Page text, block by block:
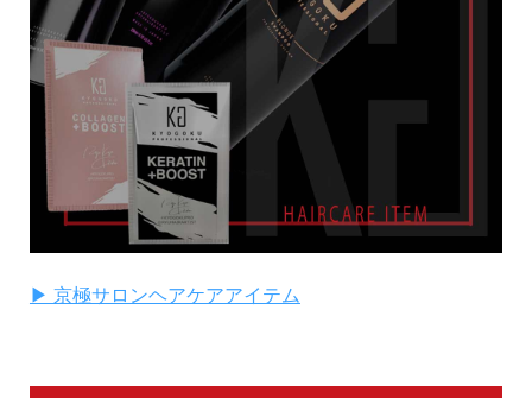
▶ 京極サロンヘアケアアイテム